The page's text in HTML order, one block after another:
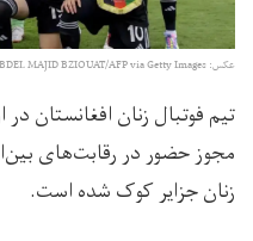
عکس: ABDEL MAJID BZIOUAT/AFP via Getty Images
تیم فوتبال زنان افغانستان
مجوز حضور در رقابت‌های
زنان جزایر کوک شده است.